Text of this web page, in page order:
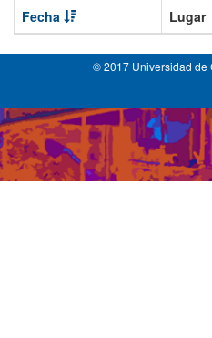
Fecha Lugar
© 2017 Universidad de